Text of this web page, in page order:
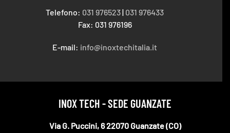
INOX TECH - SEDE GUANZATE
Via G. Puccini, 6 22070 Guanzate (CO)
Telefono: 031 976523| 031 976433
Fax: 031 976196
E-mail: info@inoxtechitalia.it